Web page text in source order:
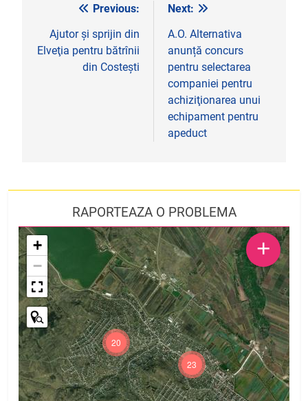
Navigare
articole
Previous:
Ajutor şi sprijin din
Elveţia pentru bătrînii
din Costeşti
Next:
A.O. Alternativa
anunță concurs
pentru selectarea
companiei pentru
achiziţionarea unui
echipament pentru
apeduct
RAPORTEAZA O PROBLEMA
23
20
+
−
+